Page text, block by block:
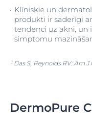
Klīniskie un
produkti ir saderīgi
tendenci uz akni, un
simptomu
¹ Das S, Reynolds RV: Am
DermoPure